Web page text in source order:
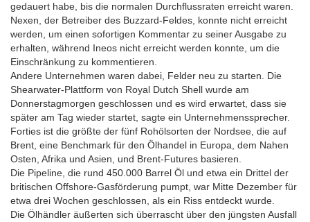
gedauert habe, bis die normalen Durchflussraten erreicht waren.
Nexen, der Betreiber des Buzzard-Feldes, konnte nicht erreicht
werden, um einen sofortigen Kommentar zu seiner Ausgabe zu
erhalten, während Ineos nicht erreicht werden konnte, um die
Einschränkung zu kommentieren.
Andere Unternehmen waren dabei, Felder neu zu starten. Die
Shearwater-Plattform von Royal Dutch Shell wurde am
Donnerstagmorgen geschlossen und es wird erwartet, dass sie
später am Tag wieder startet, sagte ein Unternehmenssprecher.
Forties ist die größte der fünf Rohölsorten der Nordsee, die auf
Brent, eine Benchmark für den Ölhandel in Europa, dem Nahen
Osten, Afrika und Asien, und Brent-Futures basieren.
Die Pipeline, die rund 450.000 Barrel Öl und etwa ein Drittel der
britischen Offshore-Gasförderung pumpt, war Mitte Dezember für
etwa drei Wochen geschlossen, als ein Riss entdeckt wurde.
Die Ölhändler äußerten sich überrascht über den jüngsten Ausfall